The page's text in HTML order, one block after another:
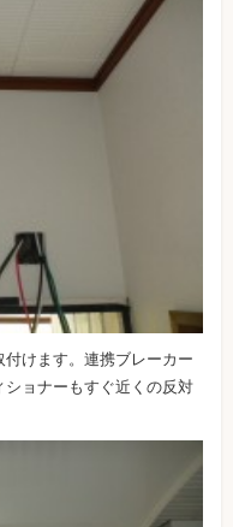
けます。連携ブレーカー
ョナーもすぐ近くの反対